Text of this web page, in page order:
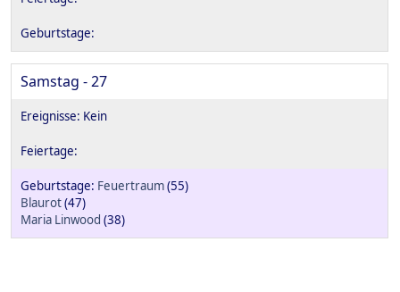
Samstag - 27
Feuertraum(55)
Blaurot(47)
Maria Linwood (38)